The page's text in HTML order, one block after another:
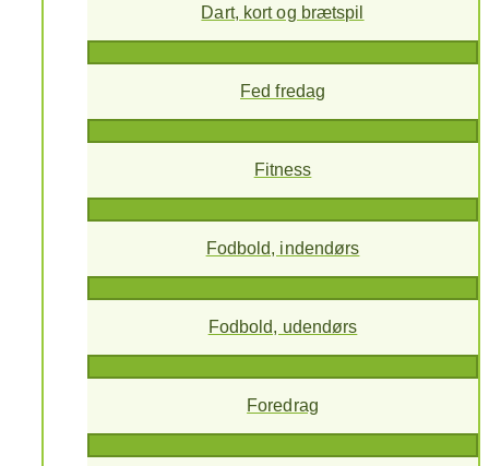
Dart, kort og brætspil
Fed fredag
Fitness
Fodbold, indendørs
Fodbold, udendørs
Foredrag